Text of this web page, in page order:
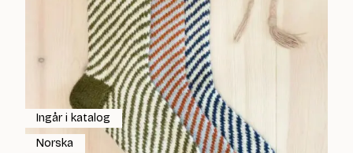
Ingår i katalog
Norska